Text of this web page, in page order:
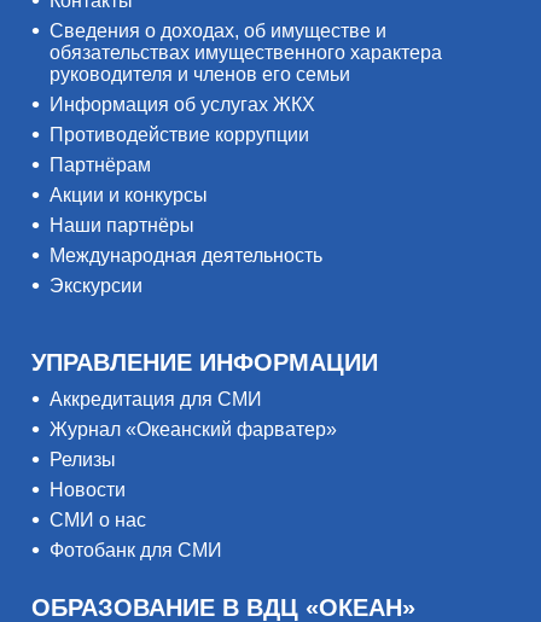
Сведения о доходах, об имуществе и
обязательствах имущественного характера
руководителя и членов его семьи
Информация об услугах ЖКХ
Противодействие коррупции
Партнёрам
Акции и конкурсы
Наши партнёры
Международная деятельность
Экскурсии
УПРАВЛЕНИЕ ИНФОРМАЦИИ
Аккредитация для СМИ
Журнал «Океанский фарватер»
Релизы
Новости
СМИ о нас
Фотобанк для СМИ
ОБРАЗОВАНИЕ В ВДЦ «ОКЕАН»